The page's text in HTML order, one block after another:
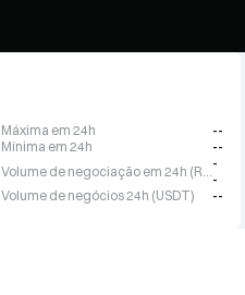
Máxima em 24h
--
Mínima em 24h
--
-
-
Volume de negócios 24h (USDT)
--